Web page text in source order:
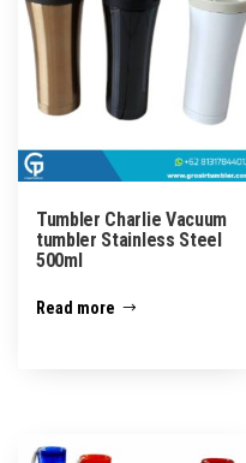
Tumbler Charlie Vacuum
tumbler Stainless Steel
500ml
Read more